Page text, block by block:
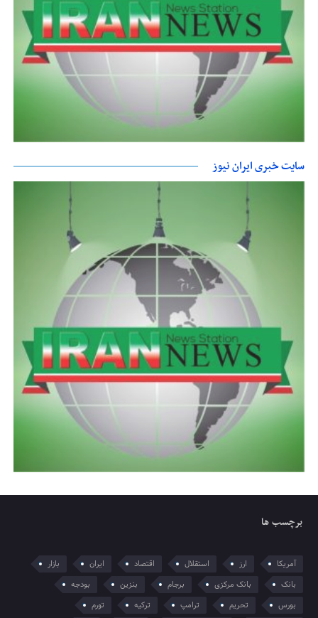
سایت خبری ایران نیوز
برچسب ها
آمریکا ارز استقلال اقتصاد ایران
بازار
بانک
بانک مرکزی برجام بنزین
بودجه
بورس
تحریم ترامپ ترکیه تورم